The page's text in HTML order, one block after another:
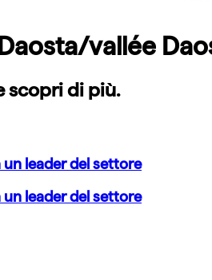
vallée
scopri di più.
leader del settore
leader del settore